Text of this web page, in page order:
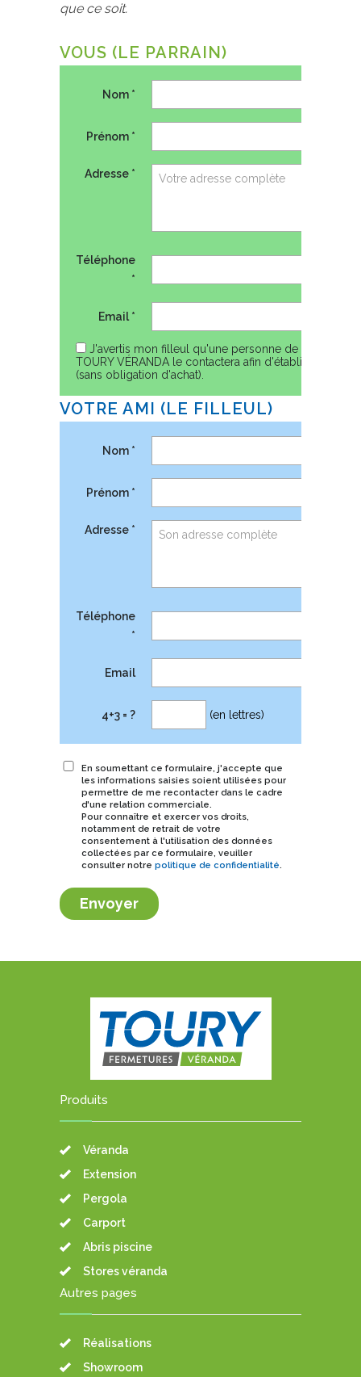
que ce soit.
VOUS (LE PARRAIN)
Nom *
Prénom *
Adresse *
Téléphone
*
Email *
J'avertis mon filleul qu'une personne de l'entreprise
TOURY VÉRANDA le contactera afin d'établir un devis
(sans obligation d'achat).
VOTRE AMI (LE FILLEUL)
Nom *
Prénom *
Adresse *
Téléphone
*
Email
4+3 = ? (en lettres)
En soumettant ce formulaire, j'accepte que
les informations saisies soient utilisées pour
permettre de me recontacter dans le cadre
d'une relation commerciale.
Pour connaître et exercer vos droits,
notamment de retrait de votre
consentement à l'utilisation des données
collectées par ce formulaire, veuiller
consulter notre politique de confidentialité.
Produits
Véranda
Extension
Pergola
Carport
Abris piscine
Stores véranda
Autres pages
Réalisations
Showroom